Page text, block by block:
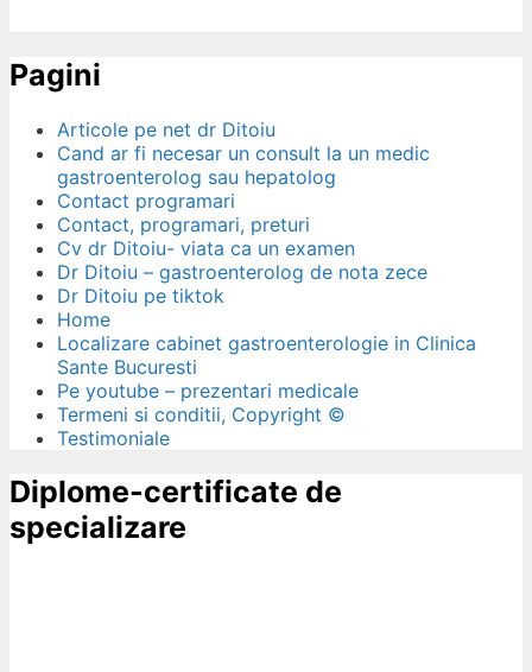
Pagini
Articole pe net dr Ditoiu
Cand ar fi necesar un consult la un medic
gastroenterolog sau hepatolog
Contact programari
Contact, programari, preturi
Cv dr Ditoiu- viata ca un examen
Dr Ditoiu – gastroenterolog de nota zece
Dr Ditoiu pe tiktok
Home
Localizare cabinet gastroenterologie in Clinica
Sante Bucuresti
Pe youtube – prezentari medicale
Termeni si conditii, Copyright ©
Testimoniale
Diplome-certificate de
specializare